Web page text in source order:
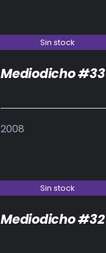
Sin stock
Mediodicho #33
2008
Sin stock
Mediodicho #32